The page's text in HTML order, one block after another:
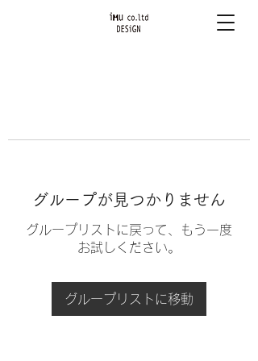
グループが見つかりません
グループリストに戻って、もう一度
お試しください。
グループリストに移動